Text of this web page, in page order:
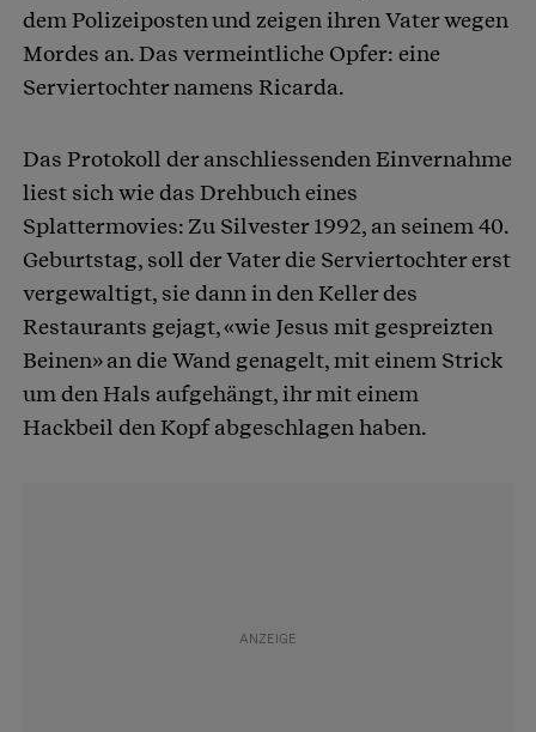
dem Polizeiposten und zeigen ihren Vater wegen
Mordes an. Das vermeintliche Opfer: eine
Serviertochter namens Ricarda.
Das Protokoll der anschliessenden Einvernahme
liest sich wie das Drehbuch eines
Splattermovies: Zu Silvester 1992, an seinem 40.
Geburtstag, soll der Vater die Serviertochter erst
vergewaltigt, sie dann in den Keller des
Restaurants gejagt, «wie Jesus mit gespreizten
Beinen» an die Wand genagelt, mit einem Strick
um den Hals aufgehängt, ihr mit einem
Hackbeil den Kopf abgeschlagen haben.